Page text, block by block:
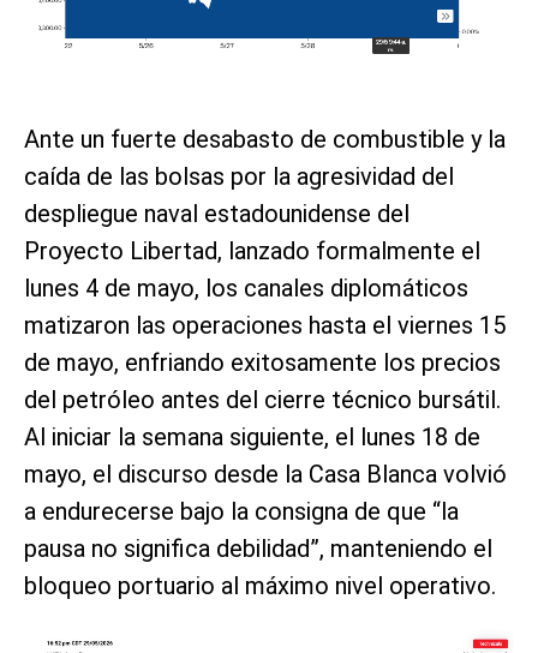
Ante un fuerte desabasto de combustible y la
caída de las bolsas por la agresividad del
despliegue naval estadounidense del
Proyecto Libertad, lanzado formalmente el
lunes 4 de mayo, los canales diplomáticos
matizaron las operaciones hasta el viernes 15
de mayo, enfriando exitosamente los precios
del petróleo antes del cierre técnico bursátil.
Al iniciar la semana siguiente, el lunes 18 de
mayo, el discurso desde la Casa Blanca volvió
a endurecerse bajo la consigna de que “la
pausa no significa debilidad”, manteniendo el
bloqueo portuario al máximo nivel operativo.